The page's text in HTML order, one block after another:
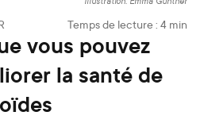
Temps de lecture : 4 min
vous pouvez
la santé de